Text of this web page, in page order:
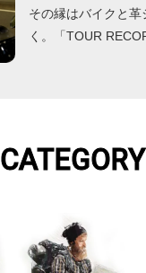
その縁はバイクと
く。「TOUR
CATEGORY